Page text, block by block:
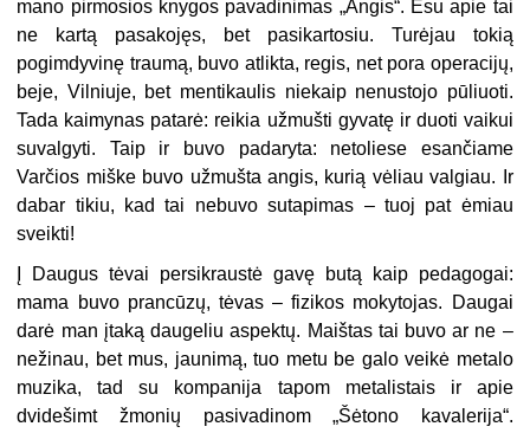
mano pirmosios knygos pavadinimas „Angis“. Esu apie tai
ne kartą pasakojęs, bet pasikartosiu. Turėjau tokią
pogimdyvinę traumą, buvo atlikta, regis, net pora operacijų,
beje, Vilniuje, bet mentikaulis niekaip nenustojo pūliuoti.
Tada kaimynas patarė: reikia užmušti gyvatę ir duoti vaikui
suvalgyti. Taip ir buvo padaryta: netoliese esančiame
Varčios miške buvo užmušta angis, kurią vėliau valgiau. Ir
dabar tikiu, kad tai nebuvo sutapimas – tuoj pat ėmiau
sveikti!
Į Daugus tėvai persikraustė gavę butą kaip pedagogai:
mama buvo prancūzų, tėvas – fizikos mokytojas. Daugai
darė man įtaką daugeliu aspektų. Maištas tai buvo ar ne –
nežinau, bet mus, jaunimą, tuo metu be galo veikė metalo
muzika, tad su kompanija tapom metalistais ir apie
dvidešimt žmonių pasivadinom „Šėtono kavalerija“.